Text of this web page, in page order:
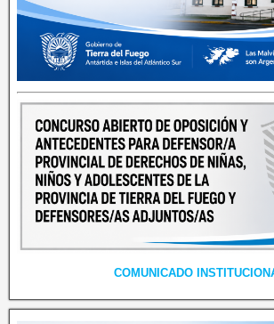
COMUNICADO